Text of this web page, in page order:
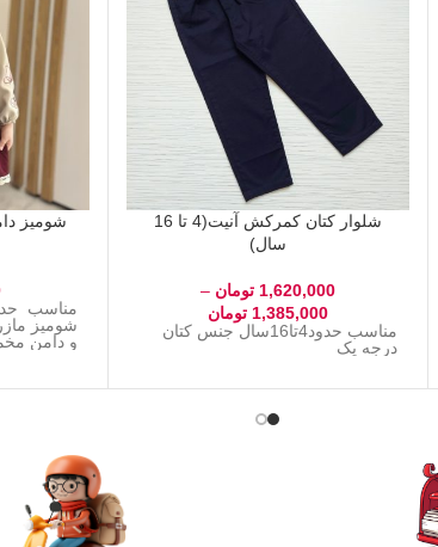
شلوار کتان کمرکش آنیت(4 تا 16
سال)
1,620,000 تومان –
1,385,000 تومان
مناسب حدود4تا16سال جنس کتان
درجه یک
شومیز
شومیز
و دامن